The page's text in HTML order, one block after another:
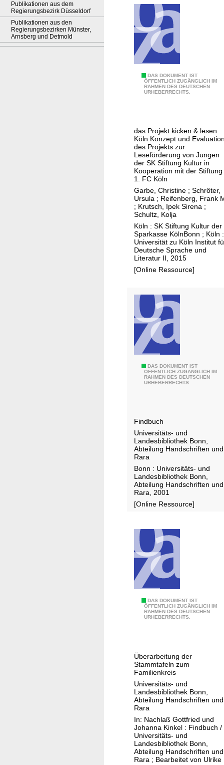
Publikationen aus dem
Regierungsbezirk Düsseldorf
Publikationen aus den
Regierungsbezirken Münster,
Arnsberg und Detmold
h
.
.
DAS DOKUMENT IST
ÖFFENTLICH ZUGÄNGLICH IM
RAHMEN DES DEUTSCHEN
URHEBERRECHTS.
f
ö
r
d
e
r
u
n
g
m
i
t
B
l
u
d
B
das Projekt kicken & lesen
Köln Konzept und
des Projekts zur
Leseförderung von Jungen
der SK Stiftung Kultur in
Kooperation mit der Stiftung
1. FC Köln
Garbe, Christine ; Schröter,
Ursula ; Reifenberg, Frank
; Krutsch, Ipek Sirena ;
Schultz, Kolja
Köln : SK Stiftung Kultur der
Sparkasse KölnBonn ; Köln :
Universität zu Köln Institut
Deutsche Sprache und
Literatur II, 2015
[Online Ressource]
DAS DOKUMENT IST
ÖFFENTLICH ZUGÄNGLICH IM
RAHMEN DES DEUTSCHEN
URHEBERRECHTS.
a
ß
G
o
t
t
f
r
e
u
d
J
a
K
i
n
k
e
l
Findbuch
Universitäts- und
Landesbibliothek Bonn,
Abteilung Handschriften und
Rara
Bonn : Universitäts- und
Landesbibliothek Bonn,
Abteilung Handschriften und
Rara, 2001
[Online Ressource]
DAS DOKUMENT IST
ÖFFENTLICH ZUGÄNGLICH IM
RAHMEN DES DEUTSCHEN
URHEBERRECHTS.
l
a
ß
G
o
t
t
f
r
i
Überarbeitung der
Stammtafeln zum
Familienkreis
Universitäts- und
Landesbibliothek Bonn,
Abteilung Handschriften und
Rara
In: Nachlaß Gottfried und
Johanna Kinkel : Findbuch /
Universitäts- und
Landesbibliothek Bonn,
Abteilung Handschriften und
Rara ; Bearbeitet von Ulrike